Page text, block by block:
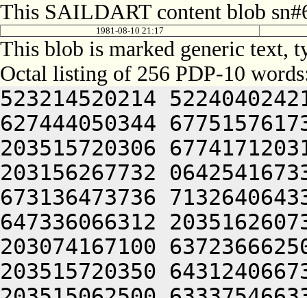
This SAILDART content blob
1981-08-10 21:17
This blob is marked generic text,
Octal listing of 256 PDP-10
523214520214
627444050344
203515720306
203156267732
673136473736
647336066312
203074167100
203515720350